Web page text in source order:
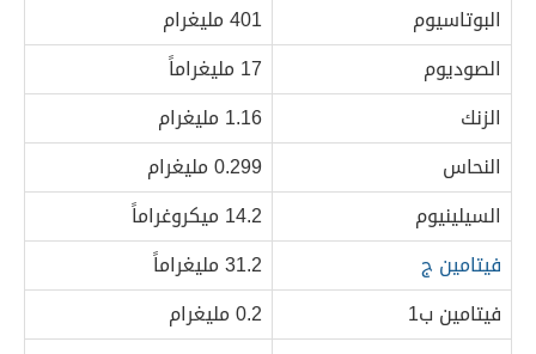
البوتاسيوم
401 مليغرام
الصوديوم
17 مليغراماً
الزنك
1.16 مليغرام
النحاس
0.299 مليغرام
السيلينيوم
14.2 ميكروغراماً
فيتامين ج
31.2 مليغراماً
فيتامين ب1
0.2 مليغرام